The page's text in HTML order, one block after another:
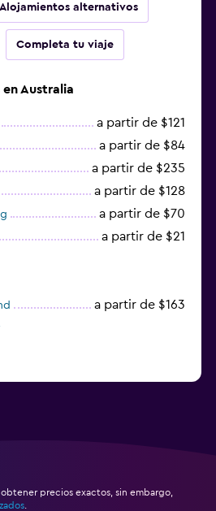
Alojamientos alternativos
Completa tu viaje
Australia
a partir de $121
a partir de $84
a partir de $235
a partir de $128
a partir de $70
a partir de $21
a partir de $163
precios exactos, sin embargo,